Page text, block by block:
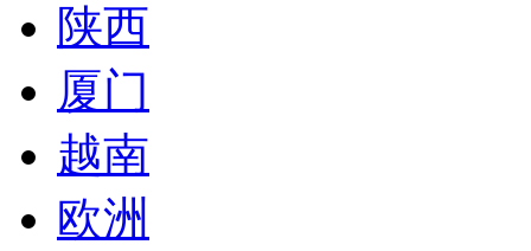
陕西
厦门
越南
欧洲